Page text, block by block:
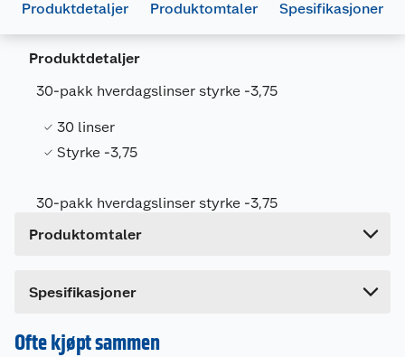
Produktdetaljer Produktomtaler Spesifikasjoner
Produktdetaljer
30-pakk hverdagslinser styrke -3,75
30 linser
Styrke -3,75
30-pakk hverdagslinser styrke -3,75
Produktomtaler
Dette produktet har ikke fått noen omtale ennå.
en omtale.
Spesifikasjoner
Generelt
Artikkelnummer
4895154329871
Leverandørens artikkelnummer
Størrelse
Farge
Forpakningsmål
Høyde
Ofte kjøpt sammen